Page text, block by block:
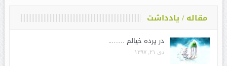
مقاله / یادداشت
در پرده خیالم ……..
دی ۲۱, ۱۳۹۷